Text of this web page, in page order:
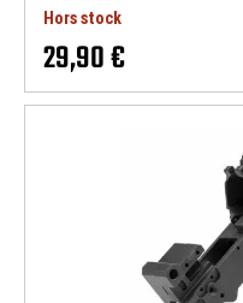
Hors stock
29,90 €